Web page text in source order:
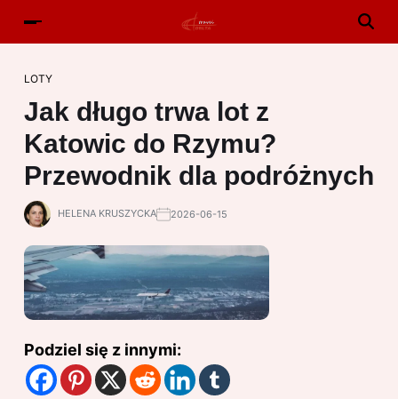
LOTY
Jak długo trwa lot z
Katowic do Rzymu?
Przewodnik dla podróżnych
HELENA KRUSZYCKA 2026-06-15
Podziel się z innymi: